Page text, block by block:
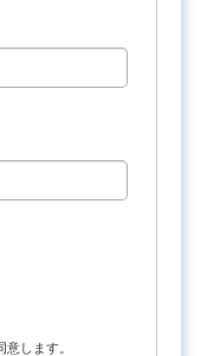
意します。